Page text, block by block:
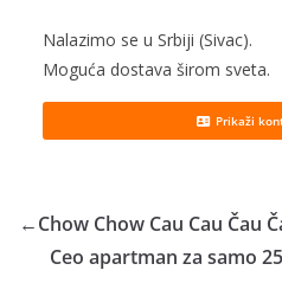
Nalazimo se u Srbiji (Sivac).
Moguća dostava širom sveta.
Prikaži
←Chow Chow Cau Cau Čau
Ceo apartman za samo